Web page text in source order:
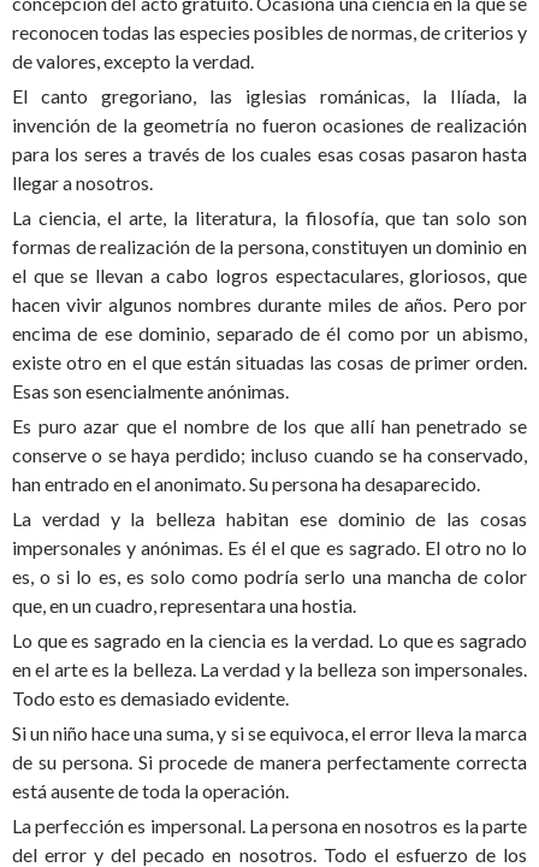
reconocen todas las especies posibles de normas, de criterios y
de valores, excepto la verdad.
El canto gregoriano, las iglesias románicas, la Ilíada, la
invención de la geometría no fueron ocasiones de realización
para los seres a través de los cuales esas cosas pasaron hasta
llegar a nosotros.
La ciencia, el arte, la literatura, la filosofía, que tan solo son
formas de realización de la persona, constituyen un dominio en
el que se llevan a cabo logros espectaculares, gloriosos, que
hacen vivir algunos nombres durante miles de años. Pero por
encima de ese dominio, separado de él como por un abismo,
existe otro en el que están situadas las cosas de primer orden.
Esas son esencialmente anónimas.
Es puro azar que el nombre de los que allí han penetrado se
conserve o se haya perdido; incluso cuando se ha conservado,
han entrado en el anonimato. Su persona ha desaparecido.
La verdad y la belleza habitan ese dominio de las cosas
impersonales y anónimas. Es él el que es sagrado. El otro no lo
es, o si lo es, es solo como podría serlo una mancha de color
que, en un cuadro, representara una hostia.
Lo que es sagrado en la ciencia es la verdad. Lo que es sagrado
en el arte es la belleza. La verdad y la belleza son impersonales.
Todo esto es demasiado evidente.
Si un niño hace una suma, y si se equivoca, el error lleva la marca
de su persona. Si procede de manera perfectamente correcta
está ausente de toda la operación.
La perfección es impersonal. La persona en nosotros es la parte
del error y del pecado en nosotros. Todo el esfuerzo de los